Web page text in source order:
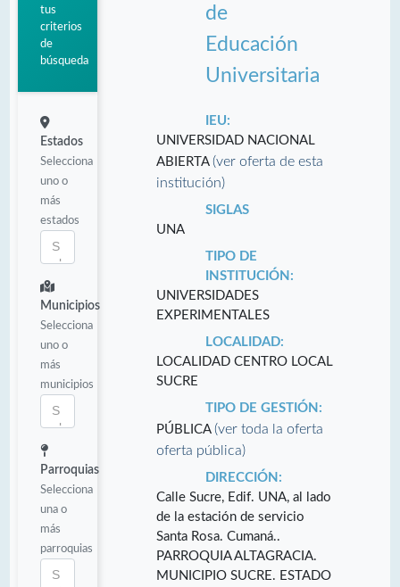
tus
criterios
de
búsqueda
Estados
Selecciona
uno o
más
estados
Municipios
Selecciona
uno o
más
municipios
Parroquias
Selecciona
una o
más
parroquias
de
Educación
Universitaria
IEU:
UNIVERSIDAD NACIONAL
ABIERTA (ver oferta de esta
institución)
SIGLAS
UNA
TIPO DE
INSTITUCIÓN:
UNIVERSIDADES
EXPERIMENTALES
LOCALIDAD:
LOCALIDAD CENTRO LOCAL
SUCRE
TIPO DE GESTIÓN:
PÚBLICA (ver toda la oferta
oferta pública)
DIRECCIÓN:
Calle Sucre, Edif. UNA, al lado
de la estación de servicio
Santa Rosa. Cumaná..
PARROQUIA ALTAGRACIA.
MUNICIPIO SUCRE. ESTADO